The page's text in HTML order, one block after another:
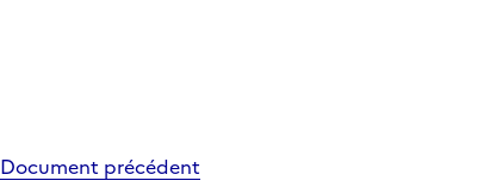
Document précédent